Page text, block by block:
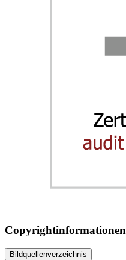
Copyrightinformationen
Bildquellenverzeichnis